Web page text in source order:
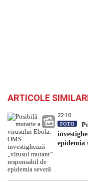
ARTICOLE
22:10
FOTO
epidemia